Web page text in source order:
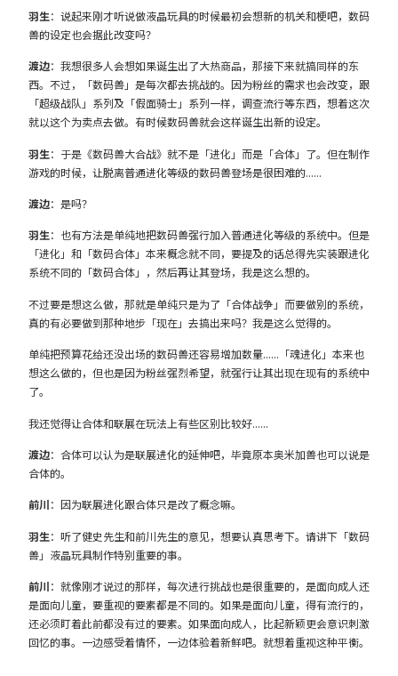
羽生：说起来刚才听说做液晶玩具的时候最初会想新的机关和梗吧，数码
兽的设定也会据此改变吗？
渡边：我想很多人会想如果诞生出了大热商品，那接下来就搞同样的东
西。不过，「数码兽」是每次都去挑战的。因为粉丝的需求也会改变，跟
「超级战队」系列及「假面骑士」系列一样，调查流行等东西，想着这次
就以这个为卖点去做。有时候数码兽就会这样诞生出新的设定。
羽生：于是《数码兽大合战》就不是「进化」而是「合体」了。但在制作
游戏的时候，让脱离普通进化等级的数码兽登场是很困难的……
渡边：是吗？
羽生：也有方法是单纯地把数码兽强行加入普通进化等级的系统中。但是
「进化」和「数码合体」本来概念就不同，要提及的话总得先实装跟进化
系统不同的「数码合体」，然后再让其登场，我是这么想的。
不过要是想这么做，那就是单纯只是为了「合体战争」而要做别的系统，
真的有必要做到那种地步「现在」去搞出来吗？我是这么觉得的。
单纯把预算花给还没出场的数码兽还容易增加数量……「魂进化」本来也
想这么做的，但也是因为粉丝强烈希望，就强行让其出现在现有的系统中
了。
我还觉得让合体和联展在玩法上有些区别比较好……
渡边：合体可以认为是联展进化的延伸吧，毕竟原本奥米加兽也可以说是
合体的。
前川：因为联展进化跟合体只是改了概念嘛。
羽生：听了健史先生和前川先生的意见，想要认真思考下。请讲下「数码
兽」液晶玩具制作特别重要的事。
前川：就像刚才说过的那样，每次进行挑战也是很重要的，是面向成人还
是面向儿童，要重视的要素都是不同的。如果是面向儿童，得有流行的，
还必须盯着此前都没有过的要素。如果面向成人，比起新颖更会意识刺激
回忆的事。一边感受着情怀，一边体验着新鲜吧。就想着重视这种平衡。